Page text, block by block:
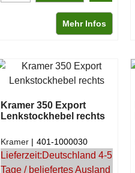
Mehr Infos
Kramer 350 Export
Lenkstockhebel rechts
Kramer 401-1000030
Lieferzeit:Deutschland 4-5
Tage / beliefertes Ausland